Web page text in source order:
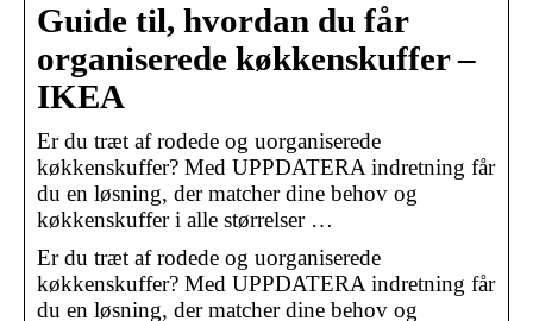
Guide til, hvordan du får
organiserede køkkenskuffer –
IKEA
Er du træt af rodede og uorganiserede
køkkenskuffer? Med UPPDATERA indretning får
du en løsning, der matcher dine behov og
køkkenskuffer i alle størrelser …
Er du træt af rodede og uorganiserede
køkkenskuffer? Med UPPDATERA indretning får
du en løsning, der matcher dine behov og